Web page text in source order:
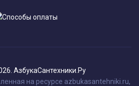
АзбукаСантехники.Ру
на ресурсе azbukasantehniki.ru,